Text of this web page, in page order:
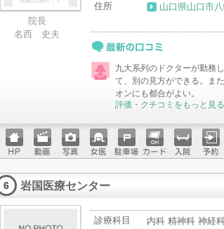
院長
名西 史夫
住所
山口県山口市
最新の口コミ九大系列のドクターが勤務
て、別の見方ができる。ま
オンにも都合がよい。
評価・クチコミをもっと見る
ホーム
ページ
動画 写真 女医 駐車場クレジ
ットカ
入院 予約
6 岩国医療センター
診療科目
内科 精神科 神経